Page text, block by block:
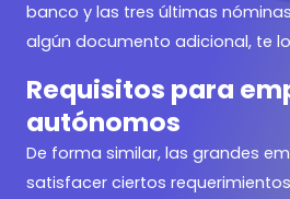
banco y las tres últimas
algún documento adicional, te
Requisitos para
autónomos
De forma similar, las grandes
satisfacer ciertos